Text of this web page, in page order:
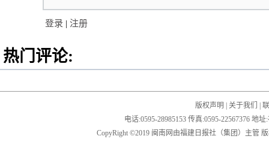
登录 | 注册
热门评论:
版权声明 关于我们
电话:0595-28985153 传真:0595-22567376 地
CopyRight ©2019 闽南网由福建日报社（集团）主管